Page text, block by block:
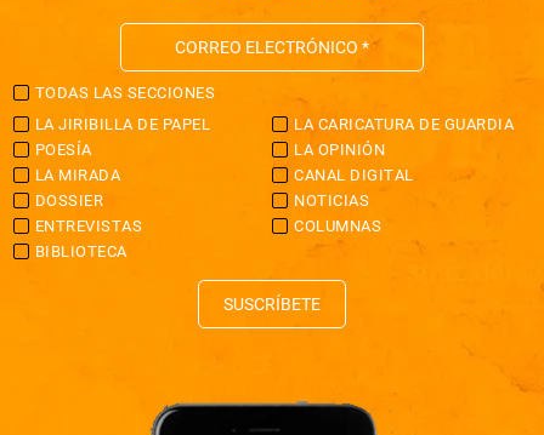
TODAS LAS SECCIONES
LA JIRIBILLA DE PAPEL
LA CARICATURA DE GUARDIA
POESÍA
LA OPINIÓN
LA MIRADA
CANAL DIGITAL
DOSSIER
NOTICIAS
ENTREVISTAS
COLUMNAS
BIBLIOTECA
SUSCRÍBETE